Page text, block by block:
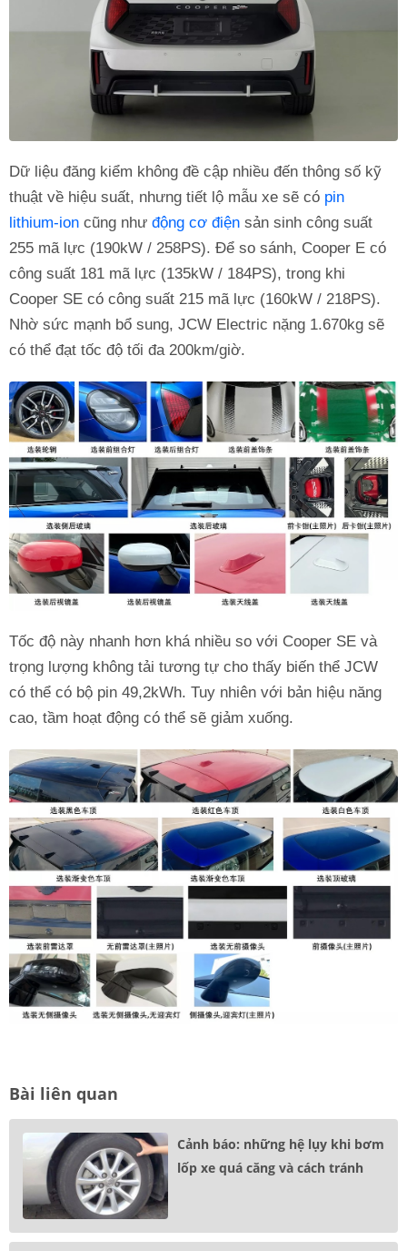
Dữ liệu đăng kiểm không đề cập nhiều đến thông số kỹ
thuật về hiệu suất, nhưng tiết lộ mẫu xe sẽ có pin
lithium-ion cũng như động cơ điện sản sinh công suất
255 mã lực (190kW / 258PS). Để so sánh, Cooper E có
công suất 181 mã lực (135kW / 184PS), trong khi
Cooper SE có công suất 215 mã lực (160kW / 218PS).
Nhờ sức mạnh bổ sung, JCW Electric nặng 1.670kg sẽ
có thể đạt tốc độ tối đa 200km/giờ.
Tốc độ này nhanh hơn khá nhiều so với Cooper SE và
trọng lượng không tải tương tự cho thấy biến thể JCW
có thể có bộ pin 49,2kWh. Tuy nhiên với bản hiệu năng
cao, tầm hoạt động có thể sẽ giảm xuống.
Bài liên quan
Cảnh báo: những hệ lụy khi bơm
lốp xe quá căng và cách tránh